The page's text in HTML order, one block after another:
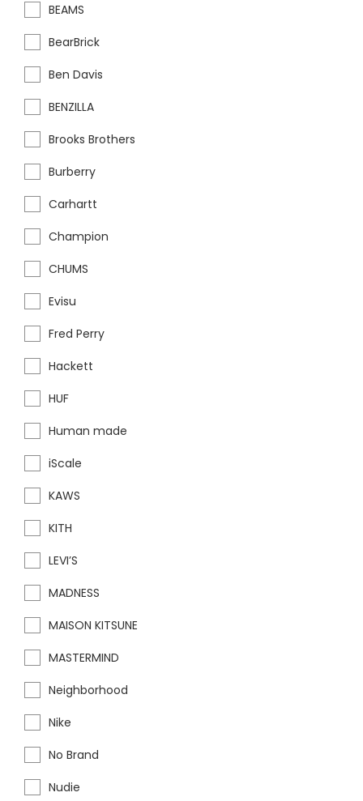
BEAMS
BearBrick
Ben Davis
BENZILLA
Brooks Brothers
Burberry
Carhartt
Champion
CHUMS
Evisu
Fred Perry
Hackett
HUF
Human made
iScale
KAWS
KITH
LEVI’S
MADNESS
MAISON KITSUNE
MASTERMIND
Neighborhood
Nike
No Brand
Nudie